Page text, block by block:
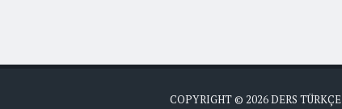
COPYRIGHT © 2026DERS TÜRKÇE